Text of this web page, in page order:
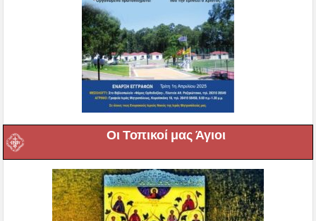
Οι Τοπικοί μας Άγιοι